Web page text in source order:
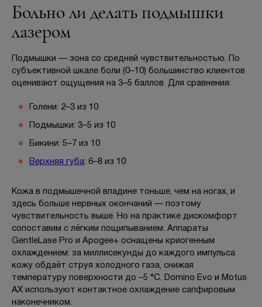
Больно ли делать подмышки
лазером
Подмышки — зона со средней чувствительностью. По
субъективной шкале боли (0–10) большинство клиентов
оценивают ощущения на 3–5 баллов. Для сравнения:
Голени: 2–3 из 10
Подмышки: 3–5 из 10
Бикини: 5–7 из 10
Верхняя губа: 6–8 из 10
Кожа в подмышечной впадине тоньше, чем на ногах, и
здесь больше нервных окончаний — поэтому
чувствительность выше. Но на практике дискомфорт
сопоставим с лёгким пощипыванием. Аппараты
GentleLase Pro и Apogee+ оснащены криогенным
охлаждением: за миллисекунды до каждого импульса
кожу обдаёт струя холодного газа, снижая
температуру поверхности до –5 °C. Domino Evo и Motus
AX используют контактное охлаждение сапфировым
наконечником.